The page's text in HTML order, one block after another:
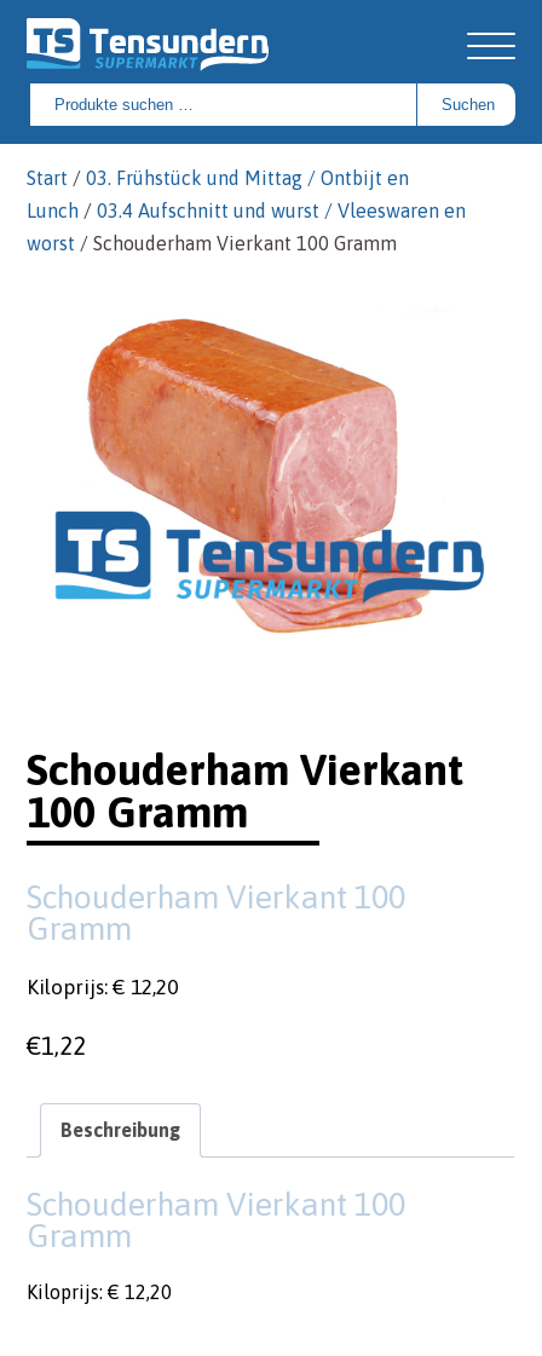
Suchen
nach:
Suchen
Start /03. Frühstück und Mittag / Ontbijt en
Lunch /03.4 Aufschnitt und wurst / Vleeswaren en
worst / Schouderham Vierkant 100 Gramm
Schouderham Vierkant
100 Gramm
Schouderham Vierkant 100
Gramm
Kiloprijs: € 12,20
€1,22
Beschreibung
Schouderham Vierkant 100
Gramm
Kiloprijs: € 12,20